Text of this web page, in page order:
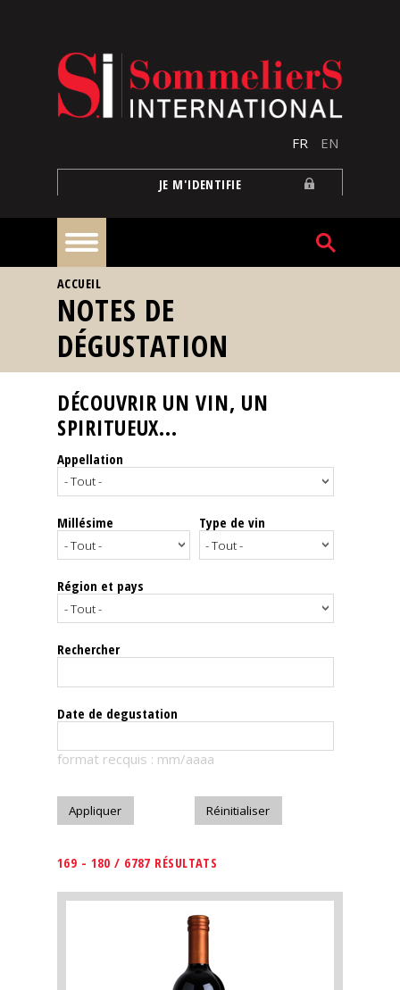
FR EN
JE M'IDENTIFIE
À
la
une
Reportages
Nos
Spiritueux
Notes
dégustation
Le
magazine
Télécharger
VOUS ÊTES ICI
ACCUEIL
NOTES DE
DÉGUSTATION
DÉCOUVRIR UN VIN, UN
SPIRITUEUX...
Appellation
Millésime Type de vin
Région et pays
Rechercher
Date de degustation
format recquis : mm/aaaa
169 - 180 / 6787 RÉSULTATS